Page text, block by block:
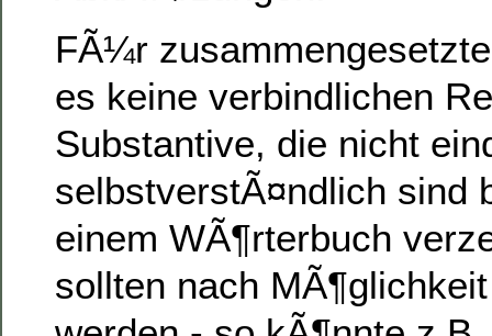
FÃ¼r
es keine verbindlichen
Substantive, die nicht
selbstverstÃ¤ndlich sind
einem WÃ¶rterbuch
sollten nach